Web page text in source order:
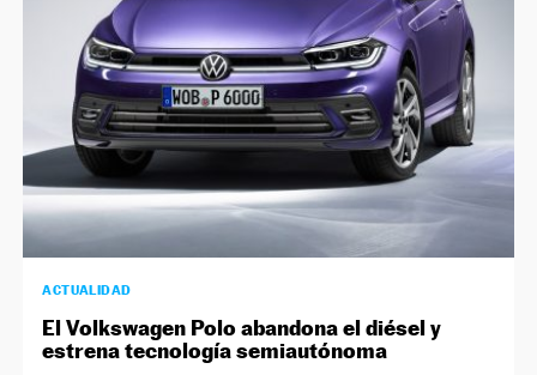
ACTUALIDAD
El Volkswagen Polo abandona el diésel y
estrena tecnología semiautónoma